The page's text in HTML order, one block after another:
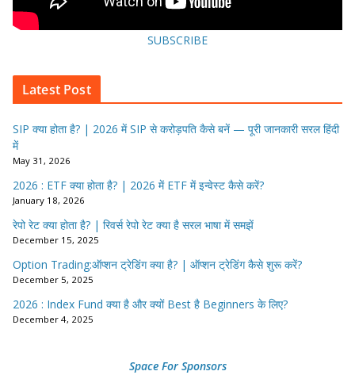
SUBSCRIBE
Latest Post
SIP क्या होता है? | 2026 में SIP से करोड़पति कैसे बनें — पूरी जानकारी सरल हिंदी
में
May 31, 2026
2026 : ETF क्या होता है? | 2026 में ETF में इन्वेस्ट कैसे करें?
January 18, 2026
रेपो रेट क्या होता है? | रिवर्स रेपो रेट क्या है सरल भाषा में समझें
December 15, 2025
Option Trading:ऑप्शन ट्रेडिंग क्या है? | ऑप्शन ट्रेडिंग कैसे शुरू करें?
December 5, 2025
2026 : Index Fund क्या है और क्यों Best है Beginners के लिए?
December 4, 2025
Space For Sponsors